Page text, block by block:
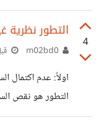
التمييز بين
الاعتقاد بأن هذا
، فمثلا مراحل
امثلة على التطور
4
التطور نظرية
التطور هو نقص
بين الأنواع